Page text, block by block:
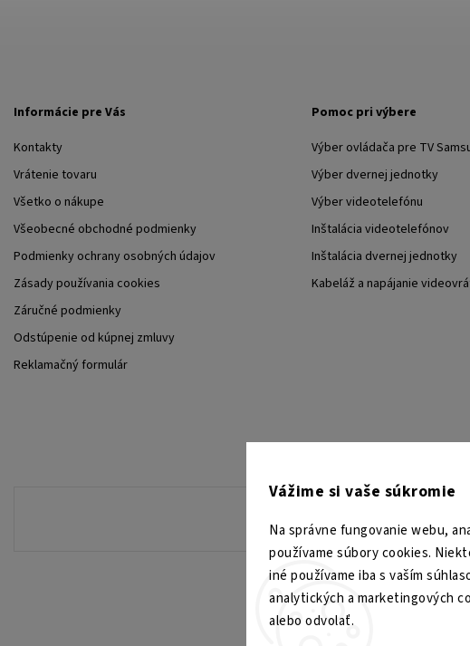
Vážime si vaše súkromie
Na správne fungovanie webu,
používame súbory cookies.
iné používame iba s vaším
analytických a marketingových
alebo odvolať.
Informácie pre Vás
Kontakty
Vrátenie tovaru
Všetko o nákupe
Všeobecné obchodné podmienky
Podmienky ochrany osobných údajov
Zásady používania cookies
Záručné podmienky
Odstúpenie od kúpnej zmluvy
Reklamačný formulár
Pomoc pri výbere
Výber ovládača pre TV
Výber dvernej jednotky
Výber videotelefónu
Inštalácia videotelefónov
Inštalácia dvernej jednotky
Kabeláž a napájanie